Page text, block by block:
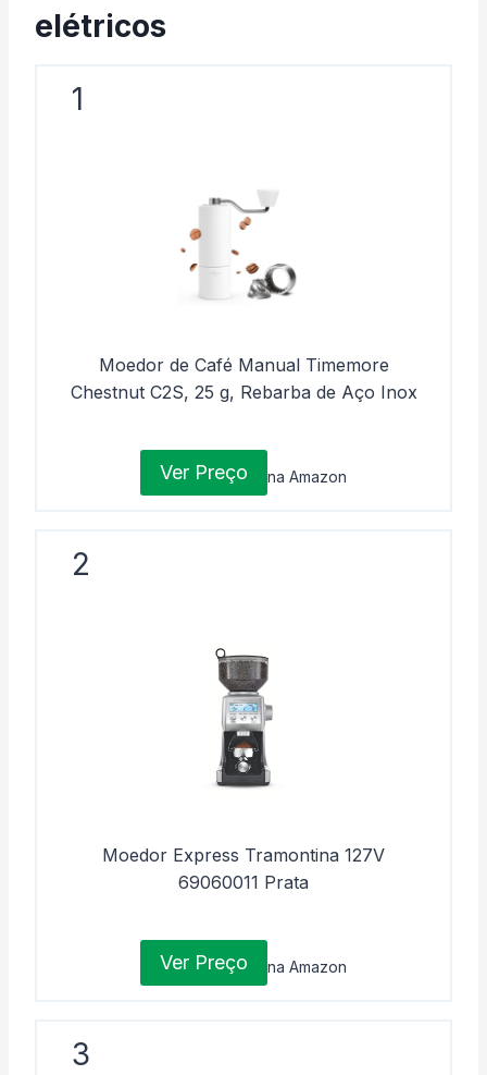
elétrico​s
1
Moedor de Café Manual Timemore
Chestnut C2S, 25 g, Rebarba de Aço Inox
Ver Preço na Amazon
2
Moedor Express Tramontina 127V
69060011 Prata
Ver Preço na Amazon
3